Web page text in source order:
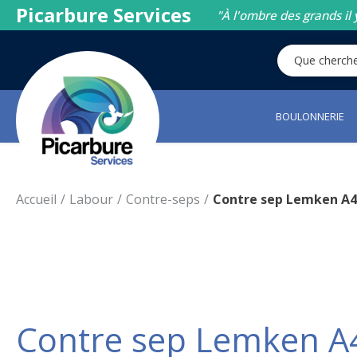
Picarbure Services "À l'ombre des grands
BOULONNERIE
Accueil Labour Contre-seps Contre sep Lemken
Contre sep Lemken